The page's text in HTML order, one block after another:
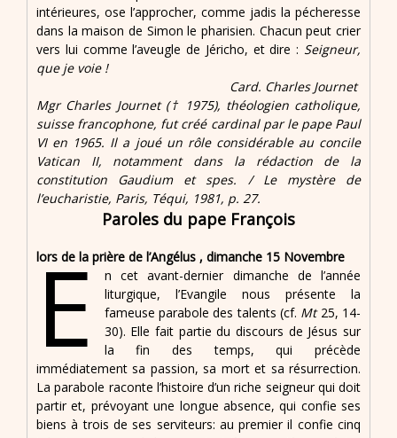
intérieures, ose l’approcher, comme jadis la pécheresse
dans la maison de Simon le pharisien. Chacun peut crier
vers lui comme l’aveugle de Jéricho, et dire : Seigneur,
que je voie !
Card. Charles Journet
Mgr Charles Journet († 1975), théologien catholique,
suisse francophone, fut créé cardinal par le pape Paul
VI en 1965. Il a joué un rôle considérable au concile
Vatican II, notamment dans la rédaction de la
constitution Gaudium et spes. / Le mystère de
l’eucharistie, Paris, Téqui, 1981, p. 27.
Paroles du pape François
lors de la prière de l’Angélus , dimanche 15 Novembre
E
n cet avant-dernier dimanche de l’année
liturgique, l’Evangile nous présente la
fameuse parabole des talents (cf. Mt25, 14-
30). Elle fait partie du discours de Jésus sur
la fin des temps, qui précède
immédiatement sa passion, sa mort et sa résurrection.
La parabole raconte l’histoire d’un riche seigneur qui doit
partir et, prévoyant une longue absence, qui confie ses
biens à trois de ses serviteurs: au premier il confie cinq